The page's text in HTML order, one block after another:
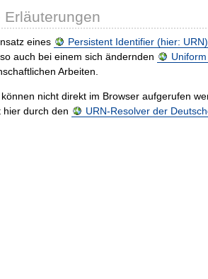
Erläuterungen
eines Persistent Identifier (hier: URN)
auch bei einem sich ändernden
Arbeiten.
können nicht direkt im Browser aufgerufen
hier durch den
URN-Resolver der